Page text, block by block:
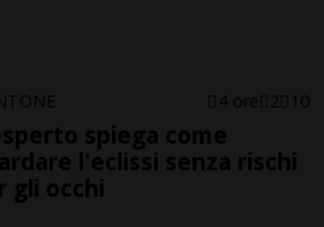
4 ore 2 10
spiega come
l'eclissi senza rischi
gli occhi